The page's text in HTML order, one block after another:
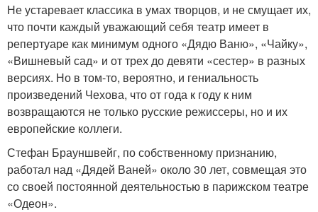
Не устаревает классика в умах творцов, и не смущает их,
что почти каждый уважающий себя театр имеет в
репертуаре как минимум одного «Дядю Ваню», «Чайку»,
«Вишневый сад» и от трех до девяти «сестер» в разных
версиях. Но в том-то, вероятно, и гениальность
произведений Чехова, что от года к году к ним
возвращаются не только русские режиссеры, но и их
европейские коллеги.
Стефан Брауншвейг, по собственному признанию,
работал над «Дядей Ваней» около 30 лет, совмещая это
со своей постоянной деятельностью в парижском театре
«Одеон».